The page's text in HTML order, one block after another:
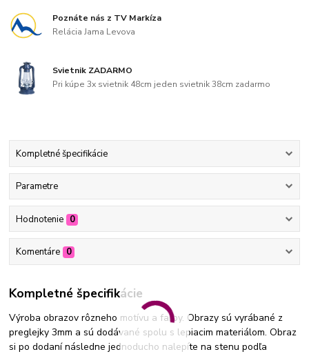
Poznáte nás z TV Markíza
Relácia Jama Levova
Svietnik ZADARMO
Pri kúpe 3x svietnik 48cm jeden svietnik 38cm zadarmo
Kompletné špecifikácie
Parametre
Hodnotenie 0
Komentáre 0
Kompletné špecifikácie
Výroba obrazov rôzneho motívu a farby. Obrazy sú vyrábané z
preglejky 3mm a sú dodávané spolu s lepiacim materiálom. Obraz
si po dodaní následne jednoducho nalepíte na stenu podľa